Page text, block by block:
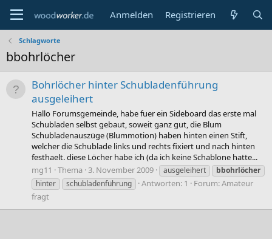
Anmelden Registrieren
Schlagworte
bbohrlöcher
Bohrlöcher hinter Schubladenführung
ausgeleihert
Hallo Forumsgemeinde, habe fuer ein Sideboard das erste mal
Schubladen selbst gebaut, soweit ganz gut, die Blum
Schubladenauszüge (Blummotion) haben hinten einen Stift,
welcher die Schublade links und rechts fixiert und nach hinten
festhaelt. diese Löcher habe ich (da ich keine Schablone hatte...
mg11
Thema 3. November 2009 ausgeleihert
bbohrlöcher
hinter
schubladenführung Antworten: 1 Forum:Amateur
fragt